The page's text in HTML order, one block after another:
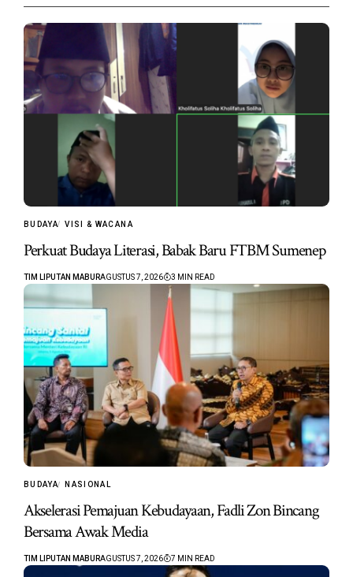
BUDAYA VISI & WACANA
Perkuat Budaya Literasi, Babak Baru FTBM Sumenep
TIM LIPUTAN MABURAGUSTUS 7, 2026 3 MIN READ
BUDAYA NASIONAL
Akselerasi Pemajuan Kebudayaan, Fadli Zon Bincang
Bersama Awak Media
TIM LIPUTAN MABURAGUSTUS 7, 2026 7 MIN READ